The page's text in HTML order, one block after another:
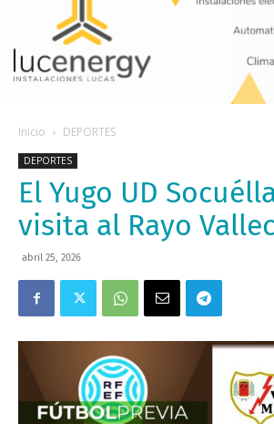
Inicio DEPORTES
DEPORTES
El Yugo UD
visita al Rayo
abril 25, 2026